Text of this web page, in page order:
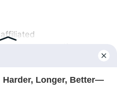
body. Our
government Yojana,